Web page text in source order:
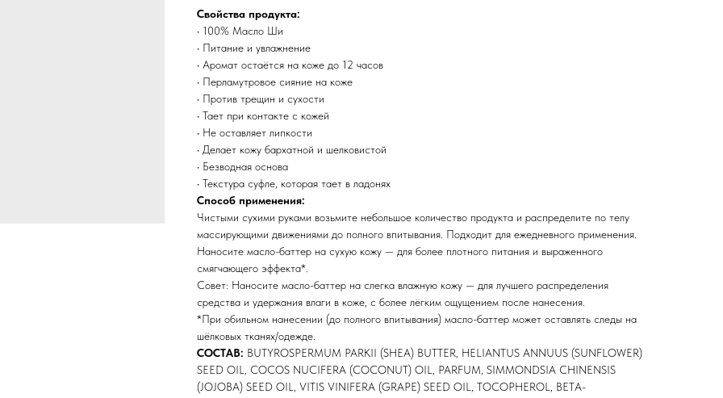
Свойства продукта:
• 100% Масло Ши
• Питание и увлажнение
• Аромат остаётся на коже до 12 часов
• Перламутровое сияние на коже
• Против трещин и сухости
• Тает при контакте с кожей
• Не оставляет липкости
• Делает кожу бархатной и шелковистой
• Безводная основа
• Текстура суфле, которая тает в ладонях
Способ применения:
Чистыми сухими руками возьмите небольшое количество продукта и распределите по телу
массирующими движениями до полного впитывания. Подходит для ежедневного применения.
Наносите масло-баттер на сухую кожу — для более плотного питания и выраженного
смягчающего эффекта*.
Совет: Наносите масло-баттер на слегка влажную кожу — для лучшего распределения
средства и удержания влаги в коже, с более лёгким ощущением после нанесения.
*При обильном нанесении (до полного впитывания) масло-баттер может оставлять следы на
шёлковых тканях/одежде.
СОСТАВ: BUTYROSPERMUM PARKII (SHEA) BUTTER, HELIANTUS ANNUUS (SUNFLOWER)
SEED OIL, COCOS NUCIFERA (COCONUT) OIL, PARFUM, SIMMONDSIA CHINENSIS
(JOJOBA) SEED OIL, VITIS VINIFERA (GRAPE) SEED OIL, TOCOPHEROL, BETA-